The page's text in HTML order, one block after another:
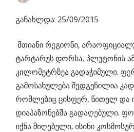
განახლდა: 25/09/2015
მთიანი რეგიონი,
ტარტარუს დორსა, პლუტონის
კილომეტრზეა გადაჭიმული.
გამოსახულება შედგენილია
რომლებიც ცისფერ, წითელ და
დიაპაზონებშა გადაღებული.
იქნა მიღებული, ისინი